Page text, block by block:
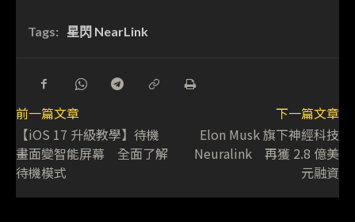
Tags: 星閃 NearLink
前一篇文章
【iOS 17 升級教學】待機
畫面變智能屏幕 全面了解
待機模式
下一篇文章
Elon Musk 旗下神經科技
Neuralink 再獲 2.8 億美
元融資